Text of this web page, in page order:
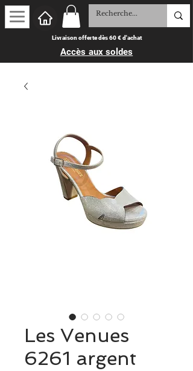
Livraison offerte dès 60 € d'achat
Accès aux soldes
Les Venues
6261 argent